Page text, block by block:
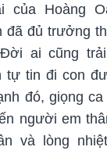
của Hoàng
đã đủ trưởng
ai cũng
tự tin đi con
đó, giọng ca
người em
và lòng